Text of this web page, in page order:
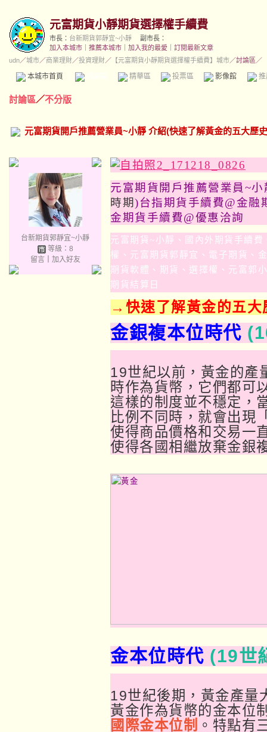
元富期貨小靜期貨選擇權手續費
市長： 台新期貨郭靜宜~小靜
副市長：
加入本城市
推薦本城市 加入我的最愛
訂閱最新文章
udn／城市／商業理財／投資理財／ 【元富期貨小靜期貨選擇權手續費】城市／討論區／
本城市首頁 精華區 投票區 影像館
討論區／不分版
元富期貨開戶推薦營業員~小靜 介紹(快速了解黃金的五大歷
台新期貨郭靜宜~小靜
等級：8
留言｜ 加入好友
元富期貨開戶推薦營業員~
時期)台指期貨手續費@金融
金期貨手續費@優惠洽詢
元富期貨~ 小靜、國內外期貨手續
權、元富期貨郭靜宜、電子期貨、
期貨軟體、期貨、選擇權、元富郭
期貨結算日
→快速了解黃金的五大
金銀複本位時代
19世紀以前，黃金的產
時作為貨幣，它們都可
這樣的制度並不穩定，
比例不同時，就會出現
使得商品價格和交易一
使得各國相繼放棄金銀
金本位時代 (19世
19世紀後期，黃金產量
黃金作為貨幣的金本位
國際金本位制 。特點有